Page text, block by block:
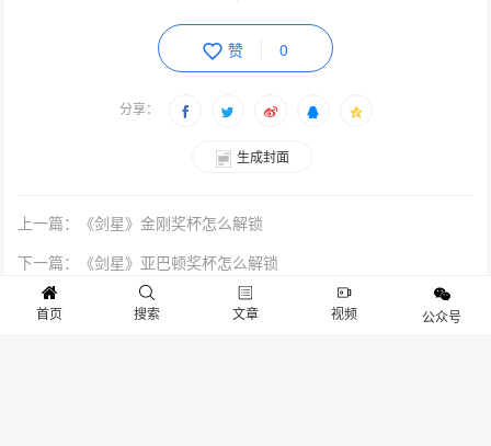
赞 0
分享：
生成封面
上一篇：《剑星》金刚奖杯怎么解锁
下一篇：《剑星》亚巴顿奖杯怎么解锁
首页 搜索 文章 视频 公众号